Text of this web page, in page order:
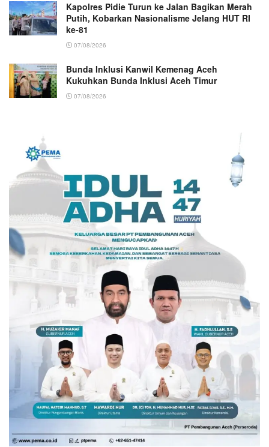
Kapolres Pidie Turun ke Jalan Bagikan Merah
Putih, Kobarkan Nasionalisme Jelang HUT RI
ke-81
07/08/2026
Bunda Inklusi Kanwil Kemenag Aceh
Kukuhkan Bunda Inklusi Aceh Timur
07/08/2026